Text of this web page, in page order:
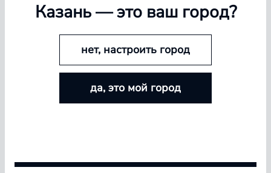
Аппаратное лечение глаз Ортокератология
Прием врача-офтальмологаКонтроль детской миопии
Магнитотерапия «АМО-АТОС»Макулотестер
БОЛЬШЕ ЛИНЗ — БОЛЬШЕ СКИДКА
Покупайте контактные линзы Airway и увеличивайте
размер скидки — от 5% до 15%
Казань— это ваш город?
нет, настроить город
да, это мой город